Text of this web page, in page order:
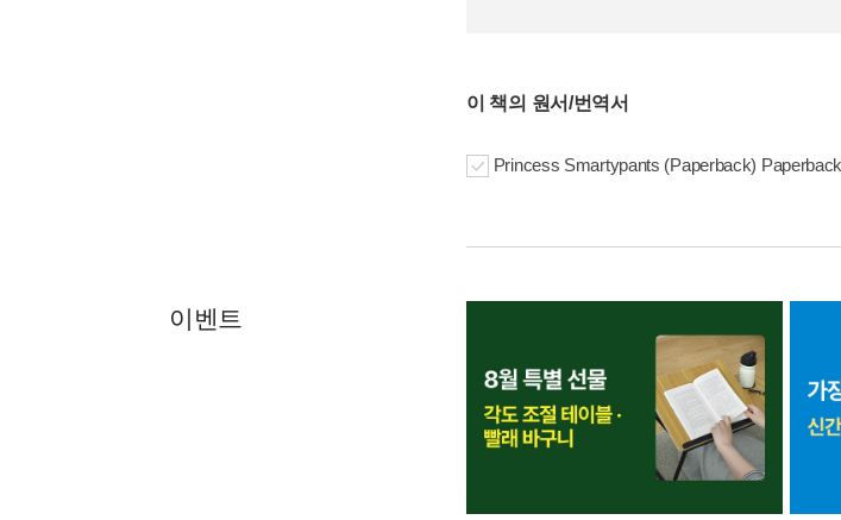
이 책의 원서/번역서
Princess Smartypants (Paperback) Paperback
이벤트